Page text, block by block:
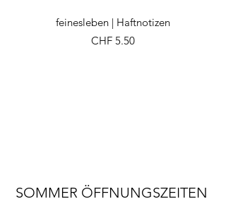
feinesleben | Haftnotizen
Preis
CHF 5.50
SOMMER ÖFFNUNGSZEITEN